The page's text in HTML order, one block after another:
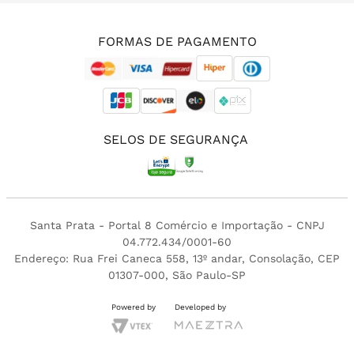
FORMAS DE PAGAMENTO
SELOS DE SEGURANÇA
Santa Prata - Portal 8 Comércio e Importação - CNPJ
04.772.434/0001-60
Endereço: Rua Frei Caneca 558, 13º andar, Consolação, CEP
01307-000, São Paulo-SP
Powered by Developed by